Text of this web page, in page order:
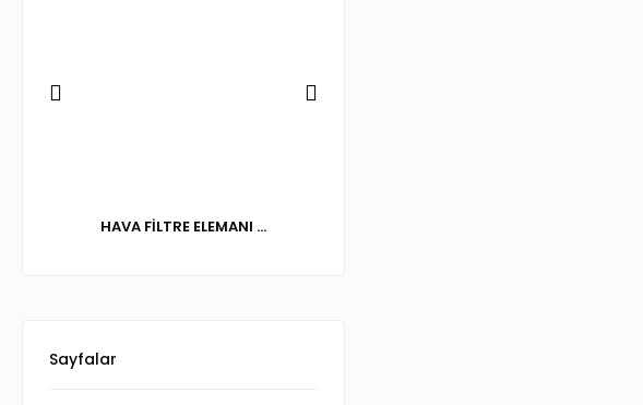
HAVA FİLTRE ELEMANI ...
Sayfalar